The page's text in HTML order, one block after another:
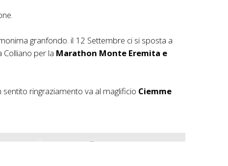
granfondo. il 12 Settembre ci si sposta a
per la Marathon Monte Eremita e
sentito ringraziamento va al maglificio Ciemme